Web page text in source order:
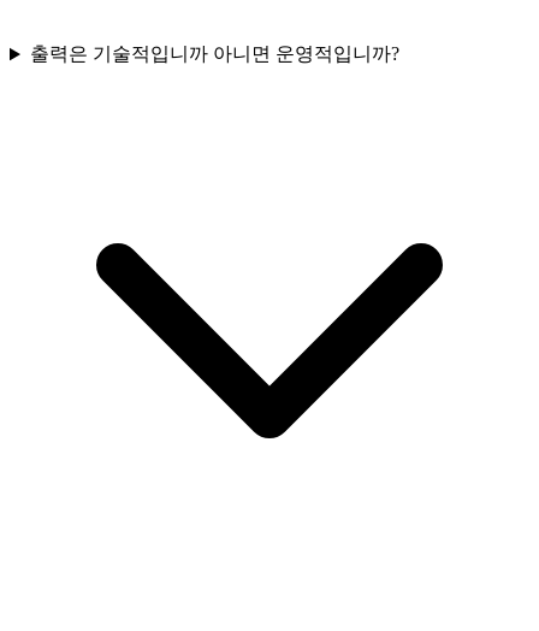
출력은 기술적입니까 아니면 운영적입니까?